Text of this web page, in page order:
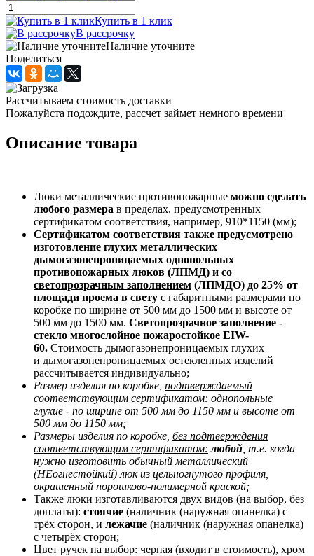
Купить в 1 клик
В рассрочку
Наличие уточните
Поделиться
Рассчитываем стоимость доставки
Пожалуйста подождите, рассчет займет немного времени
Описание товара
Люки металлические противопожарные можно сделать
любого размера в пределах, предусмотренных
сертификатом соответствия, например, 910*1150 (мм);
Сертификатом соответствия также предусмотрено
изготовление глухих металлических
дымогазонепроницаемых однопольных
противопожарных люков (ЛПМД) и со
светопрозрачным заполнением (ЛПМДО) до 25% от
площади проема в свету с габаритными размерами по
коробке по ширине от 500 мм до 1500 мм и высоте от
500 мм до 1500 мм. Светопрозрачное заполнение -
стекло многослойное пожаростойкое EIW-
60. Стоимость дымогазонепроницаемых глухих
и дымогазонепроницаемых остекленных изделий
рассчитывается индивидуально;
Размер изделия по коробке, подтверждаемый
соответствующим сертификатом: однопольные
глухие - по ширине от 500 мм до 1150 мм и высоте от
500 мм до 1150 мм;
Размеры изделия по коробке, без подтверждения
соответствующим сертификатом: любой , т.е. когда
нужно изготовить обычный металлический
(НЕогнестойкий) люк из цельногнутого профиля,
окрашенный порошково-полимерной краской;
Также люки изготавливаются двух видов (на выбор, без
доплаты): стоячие (наличник (наружная опанелка) с
трёх сторон, и лежачие (наличник (наружная опанелка)
с четырёх сторон;
Цвет ручек на выбор: черная (входит в стоимость), хром